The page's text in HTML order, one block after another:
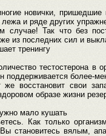
новички,
и ряде других
случае! Так что без
из последних сил и
тренингу
тестостерона в
более-
же восстановит свои
образе жизни
мало кушать
Как только
становитесь вялым,